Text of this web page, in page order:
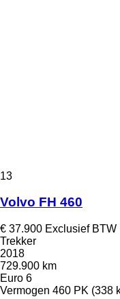
13
Volvo FH 460
€ 37.900 Exclusief BTW
Trekker
2018
729.900 km
Euro 6
Vermogen 460 PK (338